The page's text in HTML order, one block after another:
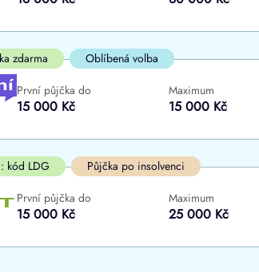
zdarma Oblíbená volba
První půjčka do
15 000 Kč
Maximum
15 000 Kč
kód LDG Půjčka po insolvenci
První půjčka do
15 000 Kč
Maximum
25 000 Kč